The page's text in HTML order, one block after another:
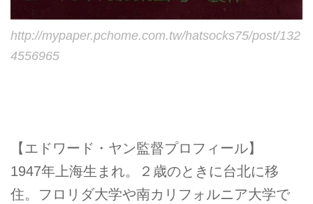
http://mypaper.pchome.com.tw/hatsocks75/post/132
4556965
【エドワード・ヤン監督プロフィール】
1947年上海生まれ。２歳のときに台北に移
住。フロリダ大学や南カリフォルニア大学で